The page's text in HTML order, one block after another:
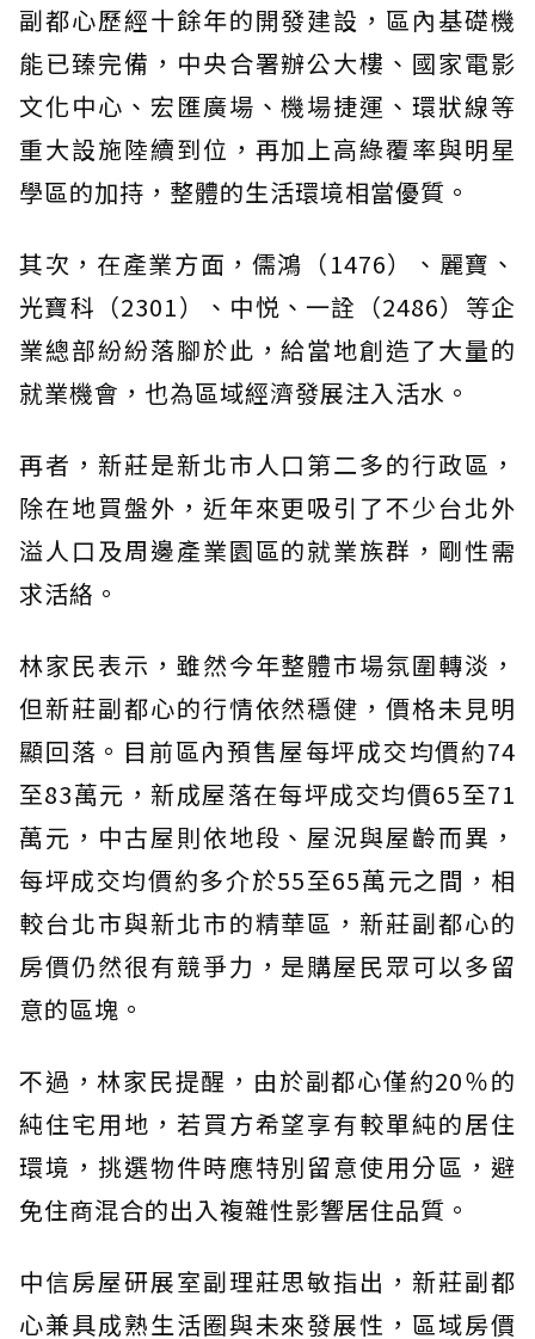
副都心歷經十餘年的開發建設，區內基礎機
能已臻完備，中央合署辦公大樓、國家電影
文化中心、宏匯廣場、機場捷運、環狀線等
重大設施陸續到位，再加上高綠覆率與明星
學區的加持，整體的生活環境相當優質。
其次，在產業方面，儒鴻（1476）、麗寶、
光寶科（2301）、中悦、一詮（2486）等企
業總部紛紛落腳於此，給當地創造了大量的
就業機會，也為區域經濟發展注入活水。
再者，新莊是新北市人口第二多的行政區，
除在地買盤外，近年來更吸引了不少台北外
溢人口及周邊產業園區的就業族群，剛性需
求活絡。
林家民表示，雖然今年整體市場氛圍轉淡，
但新莊副都心的行情依然穩健，價格未見明
顯回落。目前區內預售屋每坪成交均價約74
至83萬元，新成屋落在每坪成交均價65至71
萬元，中古屋則依地段、屋況與屋齡而異，
每坪成交均價約多介於55至65萬元之間，相
較台北市與新北市的精華區，新莊副都心的
房價仍然很有競爭力，是購屋民眾可以多留
意的區塊。
不過，林家民提醒，由於副都心僅約20％的
純住宅用地，若買方希望享有較單純的居住
環境，挑選物件時應特別留意使用分區，避
免住商混合的出入複雜性影響居住品質。
中信房屋研展室副理莊思敏指出，新莊副都
心兼具成熟生活圈與未來發展性，區域房價